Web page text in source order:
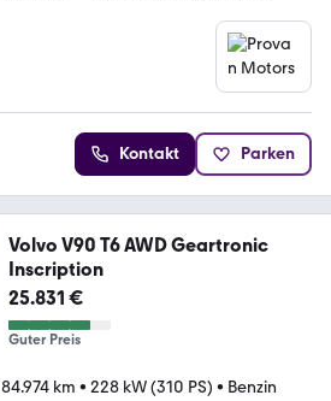
Kontakt Parken
Volvo V90 T6 AWD Geartronic
Inscription
25.831 €
Guter Preis
84.974 km • 228 kW (310 PS) • Benzin